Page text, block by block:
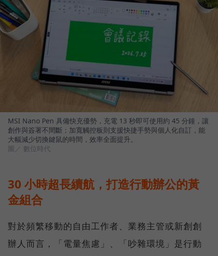
MSI Nano Pen 具備快充優勢，充電 13 秒即可使用約 45 分鐘，讓
創作與簽署不間斷；加寬觸控板則支援快捷手勢與個人化自訂，能
大幅減少切換鍵鼠的時間，效率全面提升。
圖／ 數位時代
30 小時超長續航，打造行動辦公的黃
金組合
對於頻繁移動的自由工作者、業務主管或新創創
辦人而言，「電量焦慮」、「吵雜環境」是行動